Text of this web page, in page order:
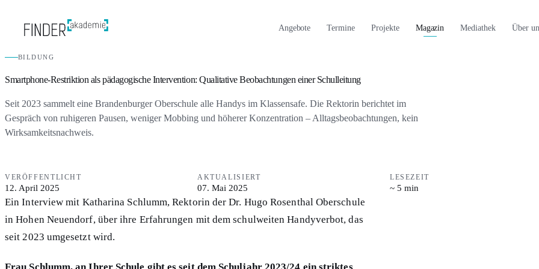
Angebote Termine Projekte Magazin Mediathek Über
BILDUNG
Smartphone-Restriktion als pädagogische Intervention: Qualitative Beobachtungen einer Schulleitung
Seit 2023 sammelt eine Brandenburger Oberschule alle Handys im Klassensafe. Die Rektorin berichtet im
Gespräch von ruhigeren Pausen, weniger Mobbing und höherer Konzentration – Alltagsbeobachtungen, kein
Wirksamkeitsnachweis.
VERÖFFENTLICHT
12. April 2025
AKTUALISIERT
07. Mai 2025
LESEZEIT
~ 5 min
Ein Interview mit Katharina Schlumm, Rektorin der Dr. Hugo Rosenthal Oberschule
in Hohen Neuendorf, über ihre Erfahrungen mit dem schulweiten Handyverbot, das
seit 2023 umgesetzt wird.